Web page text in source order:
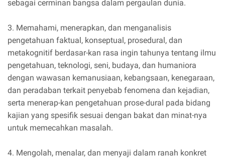
sebagai cerminan bangsa dalam pergaulan dunia.
3. Memahami, menerapkan, dan menganalisis
pengetahuan faktual, konseptual, prosedural, dan
metakognitif berdasar-kan rasa ingin tahunya tentang ilmu
pengetahuan, teknologi, seni, budaya, dan humaniora
dengan wawasan kemanusiaan, kebangsaan, kenegaraan,
dan peradaban terkait penyebab fenomena dan kejadian,
serta menerap-kan pengetahuan prose-dural pada bidang
kajian yang spesifik sesuai dengan bakat dan minat-nya
untuk memecahkan masalah.
4. Mengolah, menalar, dan menyaji dalam ranah konkret